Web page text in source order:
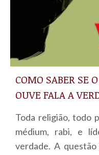
COMO SABER SE
OUVE FALA A
Toda religião, todo
médium, rabi, e
verdade. A